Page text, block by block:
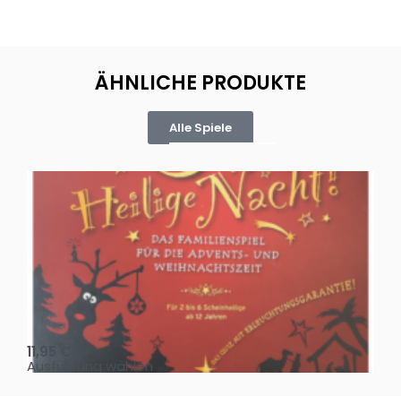
ÄHNLICHE PRODUKTE
Alle Spiele
Oh, heilige Nacht!
11,95
Ausführung wählen